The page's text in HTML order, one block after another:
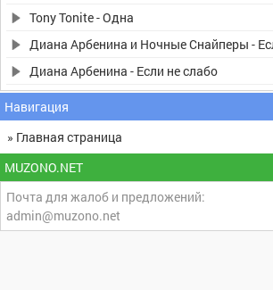
Tony Tonite - Одна
Диана Арбенина и Ночные Снайперы -
Диана Арбенина - Если не слабо
Навигация
» Главная страница
MUZONO.NET
Почта для жалоб и предложений:
admin@muzono.net